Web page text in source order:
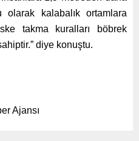
olarak kalabalık ortamlara
takma kuralları böbrek
diye konuştu.
Ajansı